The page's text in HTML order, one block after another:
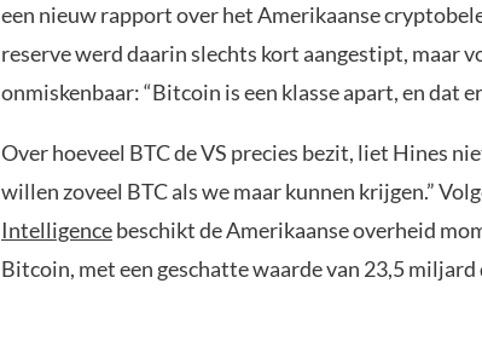
een nieuw rapport over het Amerikaanse
reserve werd daarin slechts kort aangestipt, maar
onmiskenbaar: “Bitcoin is een klasse apart, en dat
Over hoeveel BTC de VS precies bezit, liet Hines
willen zoveel BTC als we maar kunnen krijgen.”
Intelligencebeschikt de Amerikaanse overheid
Bitcoin, met een geschatte waarde van 23,5 miljard